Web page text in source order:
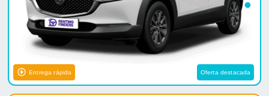
Entrega rápida Oferta destacada